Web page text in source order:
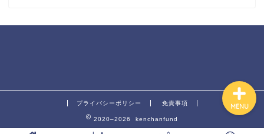
プライバシーポリシー 免責事項
2020–2026 kenchanfund
MENU